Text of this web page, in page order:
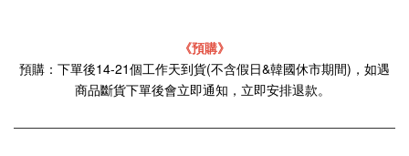
《預購》
預購：下單後14-21個工作天到貨(不含假日&韓國休市期間)，如遇
商品斷貨下單後會立即通知，立即安排退款。